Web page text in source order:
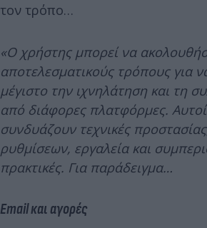
τον τρόπο…
«Ο χρήστης μπορεί να
αποτελεσματικούς τρόπους για
μέγιστο την ιχνηλάτηση και τη
από διάφορες πλατφόρμες.
συνδυάζουν τεχνικές
ρυθμίσεων, εργαλεία και
πρακτικές. Για παράδειγμα…
Email και αγορές